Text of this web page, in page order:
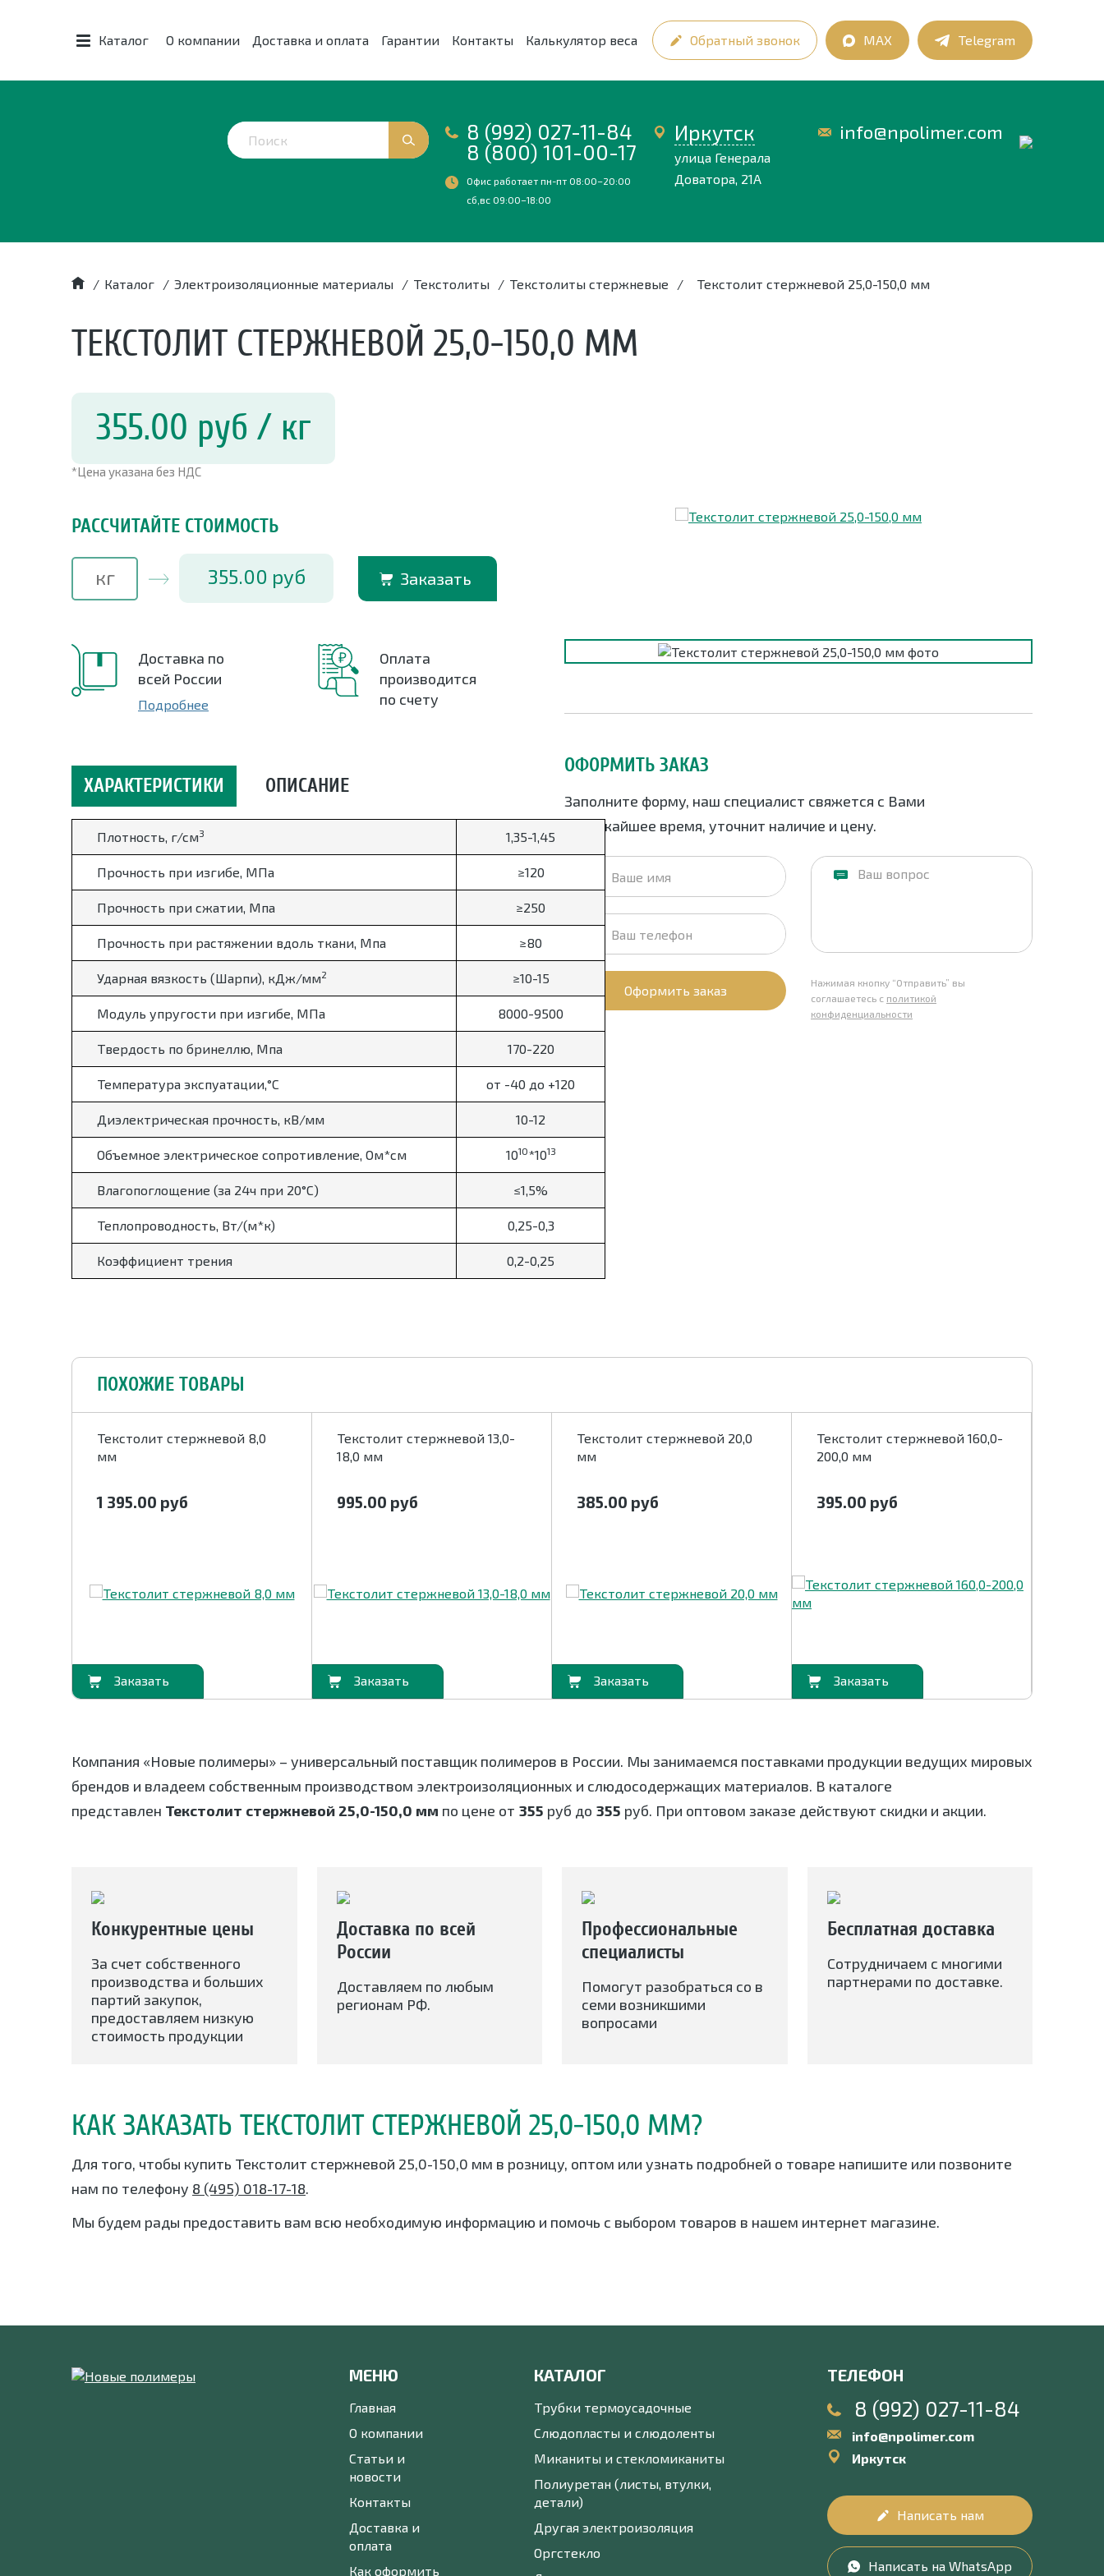
Каталог О компании Доставка и оплата Гарантии Контакты Калькулятор веса Обратный звонок MAX Telegram
8 (992) 027-11-84
8 (800) 101-00-17
Офис работает пн-пт 08:00–20:00
сб,вс 09:00–18:00
Иркутск
улица Генерала
Доватора, 21А
info@npolimer.com
/ Каталог / Электроизоляционные материалы / Текстолиты / Текстолиты стержневые / Текстолит стержневой 25,0-150,0 мм
ТЕКСТОЛИТ СТЕРЖНЕВОЙ 25,0-150,0 ММ
ОФОРМИТЬ ЗАКАЗ
Заполните форму, наш специалист свяжется с Вами
в ближайшее время, уточнит наличие и цену.
Оформить заказ
Нажимая кнопку “Отправить” вы
соглашаетесь с политикой
конфиденциальности
355.00 руб / кг
*Цена указана без НДС
РАССЧИТАЙТЕ СТОИМОСТЬ
355.00 руб Заказать
Доставка по
всей России
Подробнее
Оплата
производится
по счету
ХАРАКТЕРИСТИКИ ОПИСАНИЕ
Плотность, г/см3 1,35-1,45
Прочность при изгибе, МПа ≥120
Прочность при сжатии, Мпа ≥250
Прочность при растяжении вдоль ткани, Мпа ≥80
Ударная вязкость (Шарпи), кДж/мм2 ≥10-15
Модуль упругости при изгибе, МПа 8000-9500
Твердость по бринеллю, Мпа 170-220
Температура экспуатации,°С от -40 до +120
Диэлектрическая прочность, кВ/мм 10-12
Объемное электрическое сопротивление, Ом*см 1010*1013
Влагопоглощение (за 24ч при 20°С) ≤1,5%
Теплопроводность, Вт/(м*к) 0,25-0,3
Коэффициент трения 0,2-0,25
ПОХОЖИЕ ТОВАРЫ
Текстолит стержневой 8,0
мм
1 395.00 руб
В корзину
Текстолит стержневой 13,0-
18,0 мм
995.00 руб
В корзину
Текстолит стержневой 20,0
мм
385.00 руб
В корзину
Текстолит стержневой 160,0-
200,0 мм
395.00 руб
В корзину
Компания «Новые полимеры» – универсальный поставщик полимеров в России. Мы занимаемся поставками продукции ведущих мировых
брендов и владеем собственным производством электроизоляционных и слюдосодержащих материалов. В каталоге
представлен Текстолит стержневой 25,0-150,0 мм по цене от 355 руб до 355 руб. При оптовом заказе действуют скидки и акции.
Конкурентные цены
За счет собственного
производства и больших
партий закупок,
предоставляем низкую
стоимость продукции
Доставка по всей
России
Доставляем по любым
регионам РФ.
Профессиональные
специалисты
Помогут разобраться со в
семи возникшими
вопросами
Бесплатная доставка
Сотрудничаем с многими
партнерами по доставке.
КАК ЗАКАЗАТЬ ТЕКСТОЛИТ СТЕРЖНЕВОЙ 25,0-150,0 ММ?
Для того, чтобы купить Текстолит стержневой 25,0-150,0 мм в розницу, оптом или узнать подробней о товаре напишите или позвоните
нам по телефону 8 (495) 018-17-18.
Мы будем рады предоставить вам всю необходимую информацию и помочь с выбором товаров в нашем интернет магазине.
МЕНЮ
Главная
О компании
Статьи и
новости
Контакты
Доставка и
оплата
Как оформить
КАТАЛОГ
Трубки термоусадочные
Слюдопласты и слюдоленты
Миканиты и стекломиканиты
Полиуретан (листы, втулки,
детали)
Другая электроизоляция
Оргстекло
ТЕЛЕФОН
8 (992) 027-11-84
info@npolimer.com
Иркутск
Написать нам
Написать на WhatsApp